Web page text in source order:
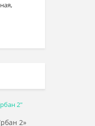
2»